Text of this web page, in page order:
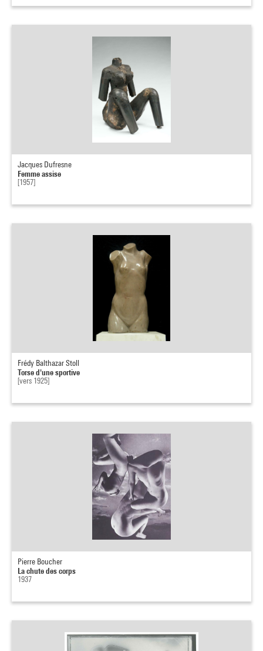
Jacques Dufresne
Femme assise
[1957]
Frédy Balthazar Stoll
Torse d'une sportive
[vers 1925]
Pierre Boucher
La chute des corps
1937